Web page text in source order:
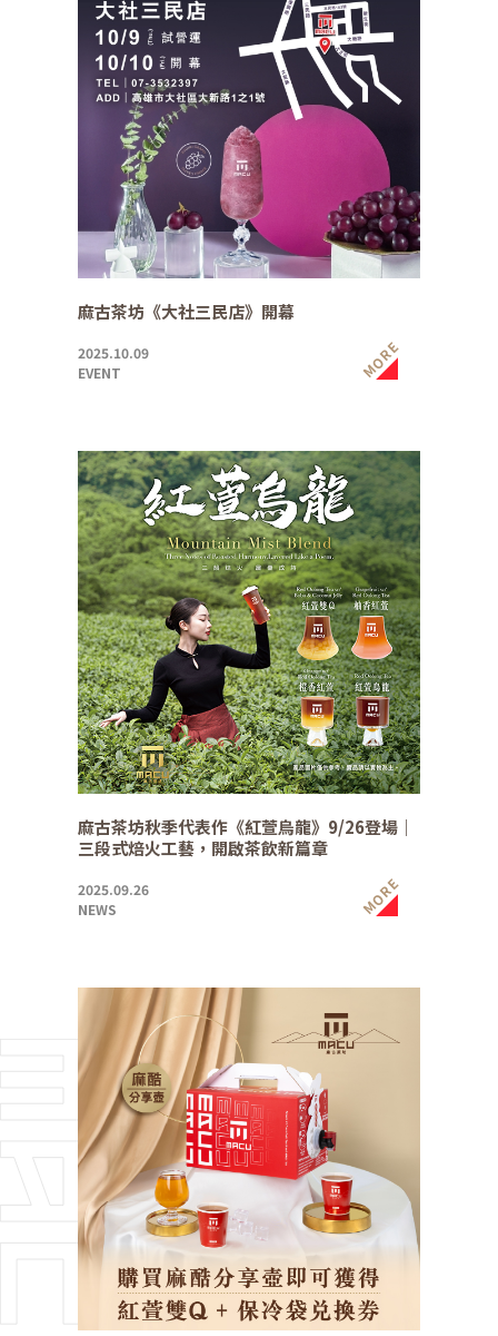
麻古茶坊《大社三民店》開幕
2025.10.09
EVENT
MORE
麻古茶坊秋季代表作《紅萱烏龍》9/26登場｜
三段式焙火工藝，開啟茶飲新篇章
2025.09.26
NEWS
MORE